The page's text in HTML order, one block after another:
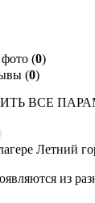
(0)
(0)
ВСЕ
Летний
из